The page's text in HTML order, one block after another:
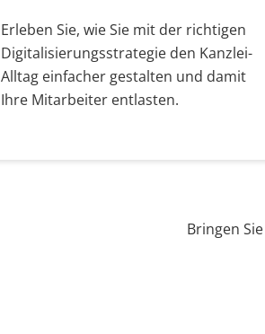
Erleben Sie, wie Sie mit der richtigen
Digitalisierungsstrategie den Kanzlei-
Alltag einfacher gestalten und damit
Ihre Mitarbeiter entlasten.
Bringen